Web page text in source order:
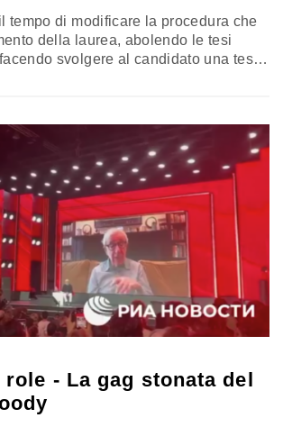
tempo di modificare la procedura che
della laurea, abolendo le tesi
svolgere al candidato una tesi
- La gag stonata del